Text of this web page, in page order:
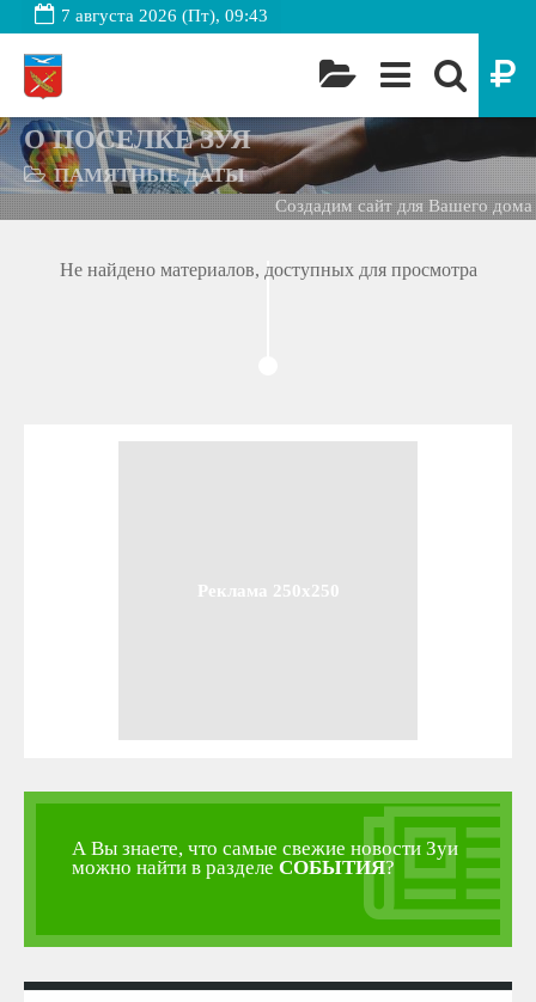
7 августа 2026 (Пт), 09:43
О ПОСЕЛКЕ ЗУЯ
ПАМЯТНЫЕ ДАТЫ
Создадим сайт для Вашего дома -
Не найдено материалов, доступных для просмотра
Реклама 250x250
А Вы знаете, что самые свежие новости Зуи
можно найти в разделе СОБЫТИЯ?